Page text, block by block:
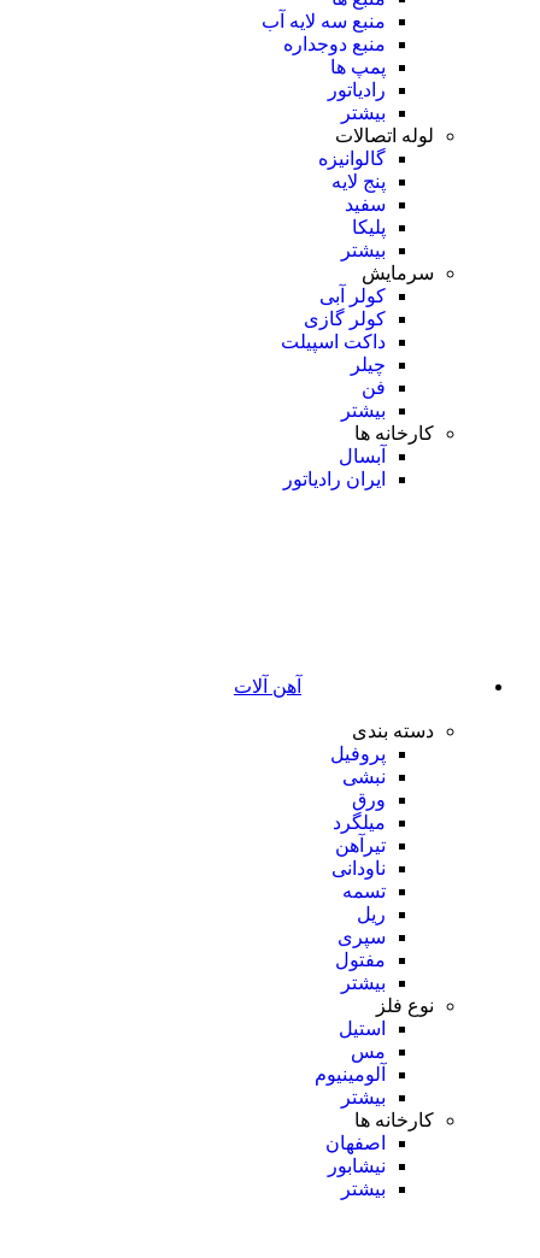
منبع سه لایه آب
منبع دوجداره
پمپ ها
رادیاتور
بیشتر
لوله اتصالات
گالوانیزه
پنج لایه
سفید
پلیکا
بیشتر
سرمایش
کولر آبی
کولر گازی
داکت اسپیلت
چیلر
فن
بیشتر
کارخانه ها
آبسال
ایران رادیاتور
آهن آلات
دسته بندی
پروفیل
نبشی
ورق
میلگرد
تیرآهن
ناودانی
تسمه
ریل
سپری
مفتول
بیشتر
نوع فلز
استیل
مس
آلومینیوم
بیشتر
کارخانه ها
اصفهان
نیشابور
بیشتر